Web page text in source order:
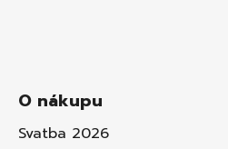
O nákupu
Svatba 2026